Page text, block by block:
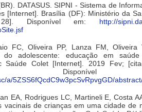
DATASUS. SIPNI - Sistema de
[Internet]. Brasília (DF): Ministério da
Disponível em: http://
FC, Oliveira PP, Lanza FM, Oliveira
adolescente: educação em
Saúde Colet [Internet]. 2019 Fev;
60.
a/5ZSS6fQcdC9w3pcSvRpvgGD/
EA, Rodrigues LC, Martineli E, Costa
vacinais de crianças em uma cidade de